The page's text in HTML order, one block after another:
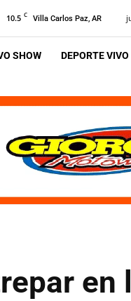
10.5 C Villa Carlos Paz, AR
SHOW DEPORTE VIVO
en